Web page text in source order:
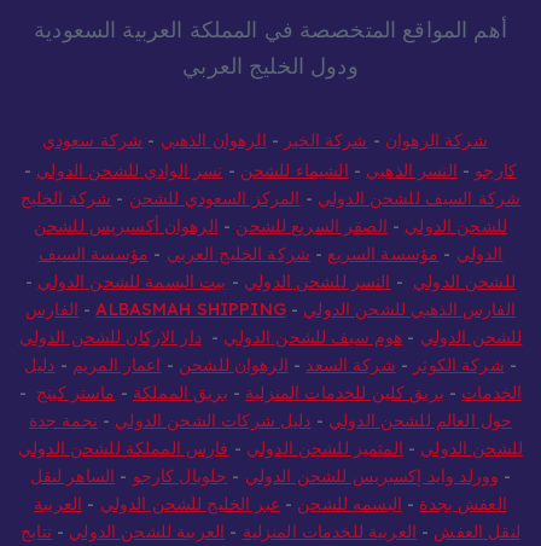
أهم المواقع المتخصصة في المملكة العربية السعودية
ودول الخليج العربي
شركة الرهوان - شركة الخير - الرهوان الذهبي - شركة سعودي
كارجو - النسر الذهبي - الشيماء للشحن - نسر الوادي للشحن الدولي -
شركة السيف للشحن الدولي - المركز السعودي للشحن - شركة الخليج
للشحن الدولي - الصقر السريع للشحن - الرهوان أكسبريس للشحن
الدولي - مؤسسة السريع - شركة الخليج العربي - مؤسسة السيف
للشحن الدولي - النسر للشحن الدولي - بيت البسمة للشحن الدولي -
الفارس الذهبي للشحن الدولي -
ALBASMAH SHIPPING
- الفارس
للشحن الدولي - هوم سيف للشحن الدولي -دار الاركان للشحن الدولي
- شركة الكوثر - شركة السعد - الرهوان للشحن - اعمار المريم - دليل
الخدمات - بريق كلين للخدمات المنزلية - بريق المملكة - ماستر كينج -
حول العالم للشحن الدولي - دليل شركات الشحن الدولي - نجمة جدة
للشحن الدولي - المتميز للشحن الدولي - فارس المملكة للشحن الدولي
- وورلد وايد إكسبريس للشحن الدولي - جلوبال كارجو - الساهر لنقل
العفش بجدة - البسمه للشحن - عبر الخليج للشحن الدولي - العربية
لنقل العفش - العربية للخدمات المنزلية - العربية للشحن الدولي - نتايج